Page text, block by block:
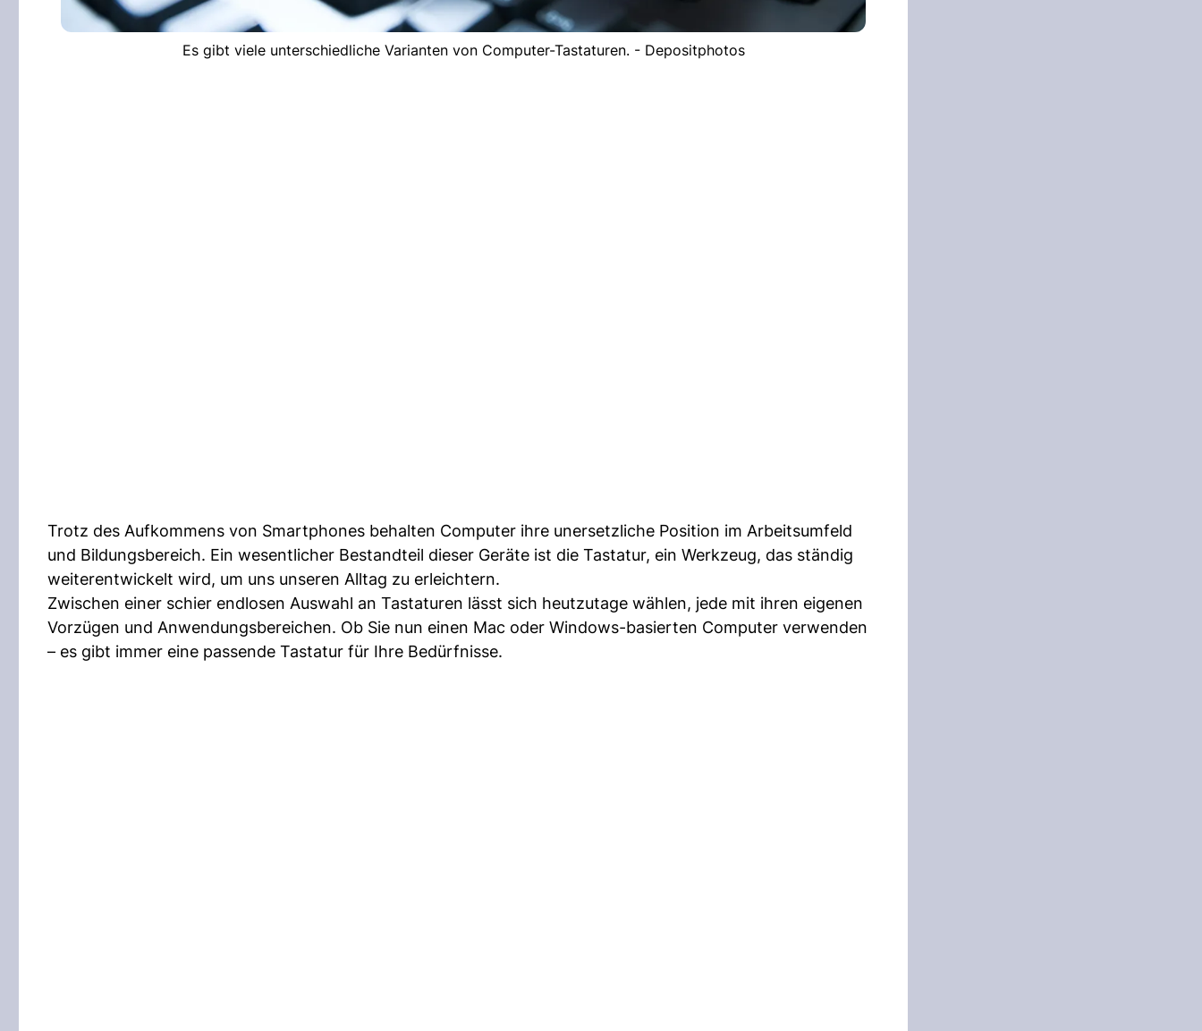
Es gibt viele unterschiedliche Varianten von Computer-Tastaturen. - Depositphotos
Trotz des Aufkommens von Smartphones behalten Computer ihre unersetzliche Position im Arbeitsumfeld
und Bildungsbereich. Ein wesentlicher Bestandteil dieser Geräte ist die Tastatur, ein Werkzeug, das ständig
weiterentwickelt wird, um uns unseren Alltag zu erleichtern.
Zwischen einer schier endlosen Auswahl an Tastaturen lässt sich heutzutage wählen, jede mit ihren eigenen
Vorzügen und Anwendungsbereichen. Ob Sie nun einen Mac oder Windows-basierten Computer verwenden
– es gibt immer eine passende Tastatur für Ihre Bedürfnisse.